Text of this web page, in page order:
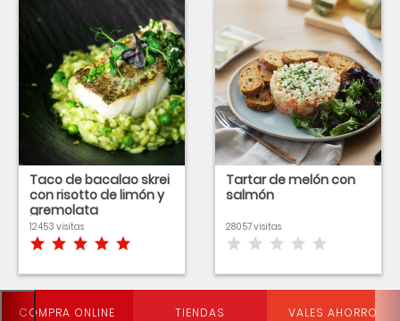
Taco de bacalao skrei
con risotto de limón y
gremolata
12453 visitas
Tartar de melón con
salmón
28057 visitas
COMPRA ONLINE TIENDAS VALES AHORRO